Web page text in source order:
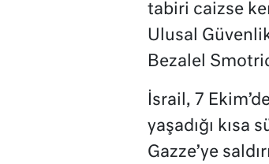
tabiri caizse
Ulusal
Bezalel
İsrail, 7
yaşadığı kısa
Gazze’ye